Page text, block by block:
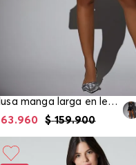
Blusa manga larga en lentejuelas para mujer
$ 159.900
63.960